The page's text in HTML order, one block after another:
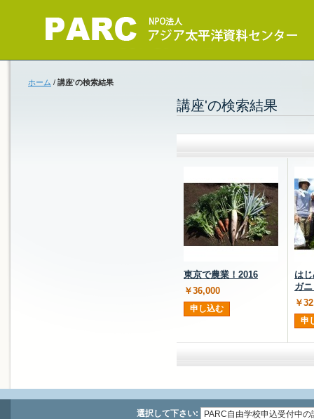
ホーム / 講座'の検索結果
講座'の検索結果
東京で農業！2016
￥36,000
申し込む
は
ガ
￥
申
選択して下さい: